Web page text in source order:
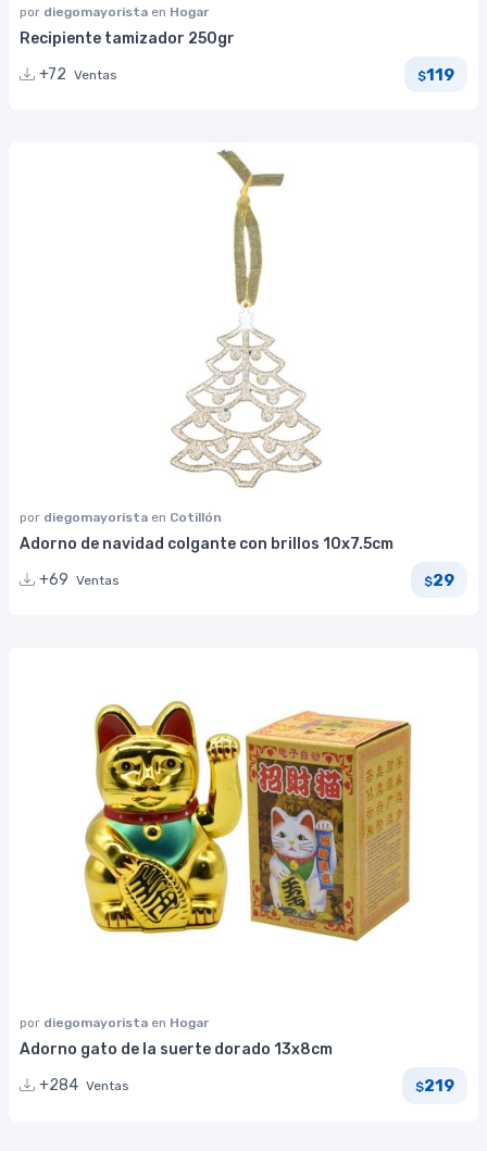
por diegomayorista en Hogar
Recipiente tamizador 250gr
+72 Ventas $119
por diegomayorista en Cotillón
Adorno de navidad colgante con brillos 10x7.5cm
+69 Ventas $29
por diegomayorista en Hogar
Adorno gato de la suerte dorado 13x8cm
+284 Ventas $219